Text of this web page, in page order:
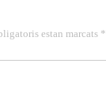
estan marcats *